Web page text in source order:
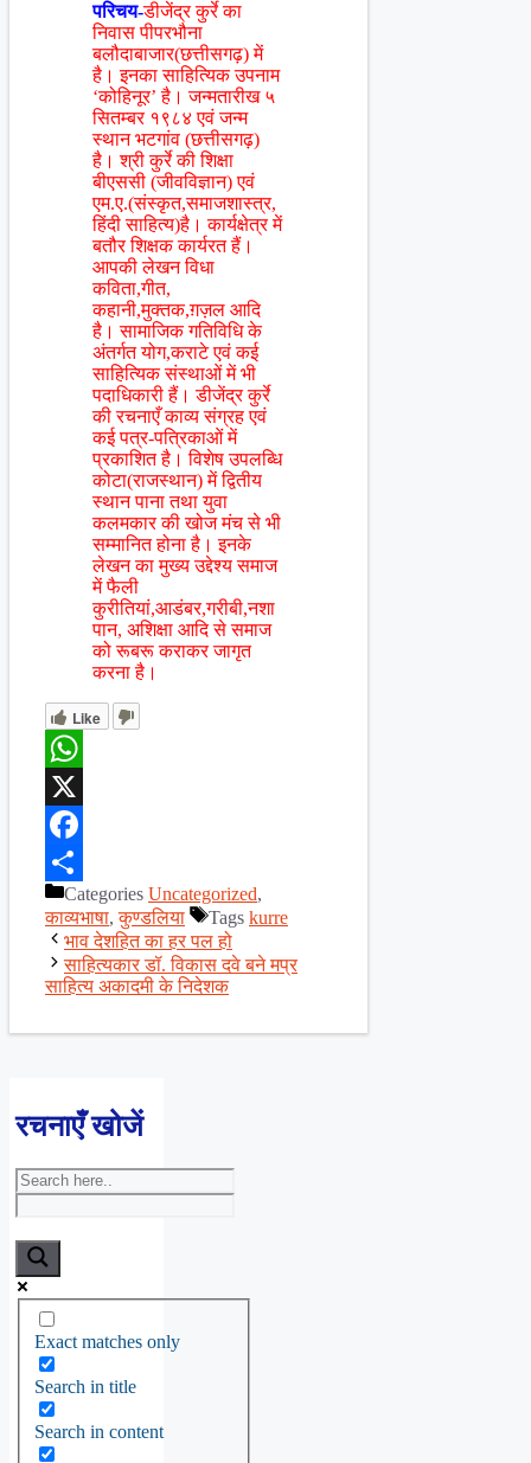
परिचय-डीजेंद्र कुर्रे का
निवास पीपरभौना
बलौदाबाजार(छत्तीसगढ़) में
है। इनका साहित्यिक उपनाम
‘कोहिनूर’ है। जन्मतारीख ५
सितम्बर १९८४ एवं जन्म
स्थान भटगांव (छत्तीसगढ़)
है। श्री कुर्रे की शिक्षा
बीएससी (जीवविज्ञान) एवं
एम.ए.(संस्कृत,समाजशास्त्र,
हिंदी साहित्य)है। कार्यक्षेत्र में
बतौर शिक्षक कार्यरत हैं।
आपकी लेखन विधा
कविता,गीत,
कहानी,मुक्तक,ग़ज़ल आदि
है। सामाजिक गतिविधि के
अंतर्गत योग,कराटे एवं कई
साहित्यिक संस्थाओं में भी
पदाधिकारी हैं। डीजेंद्र कुर्रे
की रचनाएँ काव्य संग्रह एवं
कई पत्र-पत्रिकाओं में
प्रकाशित है। विशेष उपलब्धि
कोटा(राजस्थान) में द्वितीय
स्थान पाना तथा युवा
कलमकार की खोज मंच से भी
सम्मानित होना है। इनके
लेखन का मुख्य उद्देश्य समाज
में फैली
कुरीतियां,आडंबर,गरीबी,नशा
पान, अशिक्षा आदि से समाज
को रूबरू कराकर जागृत
करना है।
Like
WhatsApp
X
Facebook
ShareCategories Uncategorized,
काव्यभाषा,कुण्डलिया Tags kurre
भाव देशहित का हर पल हो
साहित्यकार डॉ. विकास दवे बने मप्र
साहित्य अकादमी के निदेशक
रचनाएँ खोजें
Exact matches only
Search in title
Search in content